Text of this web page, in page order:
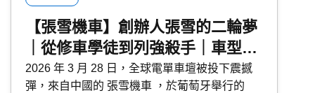
【張雪機車】創辦人張雪的二輪夢
｜從修車學徒到列強殺手｜車型介
紹
2026 年 3 月 28 日，全球電單車壇被投下震撼
彈，來自中國的 張雪機車 ，於葡萄牙舉行的